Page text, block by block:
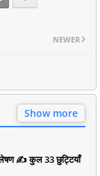
NEWER
Show more
✍️ कुल 33 छुट्टियाँ